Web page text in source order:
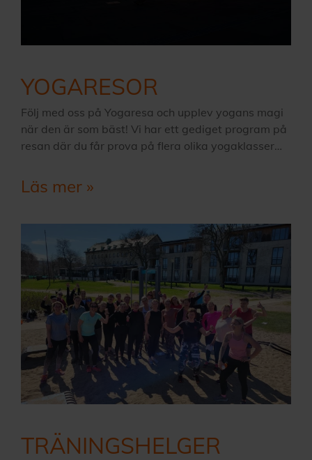
YOGARESOR
Följ med oss på Yogaresa och upplev yogans magi
när den är som bäst! Vi har ett gediget program på
resan där du får prova på flera olika yogaklasser…
Läs mer »
TRÄNINGSHELGER